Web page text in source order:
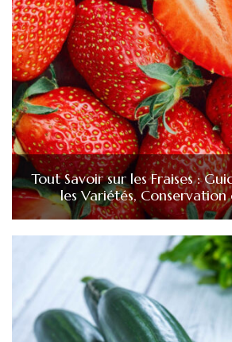
Tout Savoir sur les Fraises :
les Variétés, Conservation